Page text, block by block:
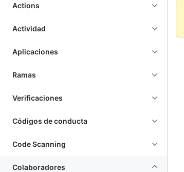
Actions
Actividad
Aplicaciones
Ramas
Verificaciones
Códigos de conducta
Code Scanning
Colaboradores